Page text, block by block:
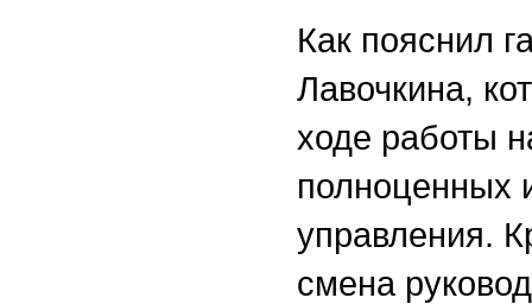
Как пояснил
Лавочкина,
ходе работы
полноценных
управления.
смена